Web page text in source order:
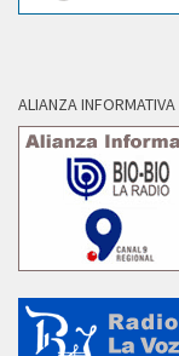
ALIANZA INFORMATIVA